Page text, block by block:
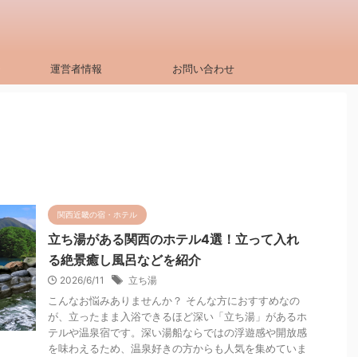
運営者情報 お問い合わせ
関西近畿の宿・ホテル
立ち湯がある関西のホテル4選！立って入れ
る絶景癒し風呂などを紹介
2026/6/11 立ち湯
こんなお悩みありませんか？ そんな方におすすめなの
が、立ったまま入浴できるほど深い「立ち湯」があるホ
テルや温泉宿です。深い湯船ならではの浮遊感や開放感
を味わえるため、温泉好きの方からも人気を集めていま